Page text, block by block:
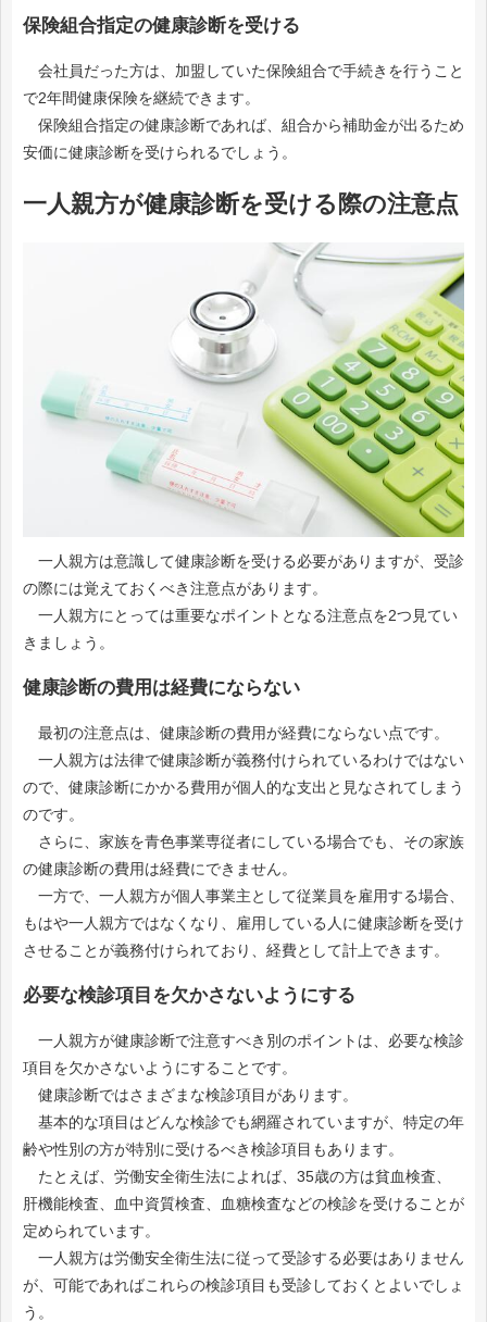
保険組合指定の健康診断を受ける
会社員だった方は、加盟していた保険組合で手続きを行うこと
で2年間健康保険を継続できます。
保険組合指定の健康診断であれば、組合から補助金が出るため
安価に健康診断を受けられるでしょう。
一人親方が健康診断を受ける際の注意点
一人親方は意識して健康診断を受ける必要がありますが、受診
の際には覚えておくべき注意点があります。
一人親方にとっては重要なポイントとなる注意点を2つ見てい
きましょう。
健康診断の費用は経費にならない
最初の注意点は、健康診断の費用が経費にならない点です。
一人親方は法律で健康診断が義務付けられているわけではない
ので、健康診断にかかる費用が個人的な支出と見なされてしまう
のです。
さらに、家族を青色事業専従者にしている場合でも、その家族
の健康診断の費用は経費にできません。
一方で、一人親方が個人事業主として従業員を雇用する場合、
もはや一人親方ではなくなり、雇用している人に健康診断を受け
させることが義務付けられており、経費として計上できます。
必要な検診項目を欠かさないようにする
一人親方が健康診断で注意すべき別のポイントは、必要な検診
項目を欠かさないようにすることです。
健康診断ではさまざまな検診項目があります。
基本的な項目はどんな検診でも網羅されていますが、特定の年
齢や性別の方が特別に受けるべき検診項目もあります。
たとえば、労働安全衛生法によれば、35歳の方は貧血検査、
肝機能検査、血中資質検査、血糖検査などの検診を受けることが
定められています。
一人親方は労働安全衛生法に従って受診する必要はありません
が、可能であればこれらの検診項目も受診しておくとよいでしょ
う。